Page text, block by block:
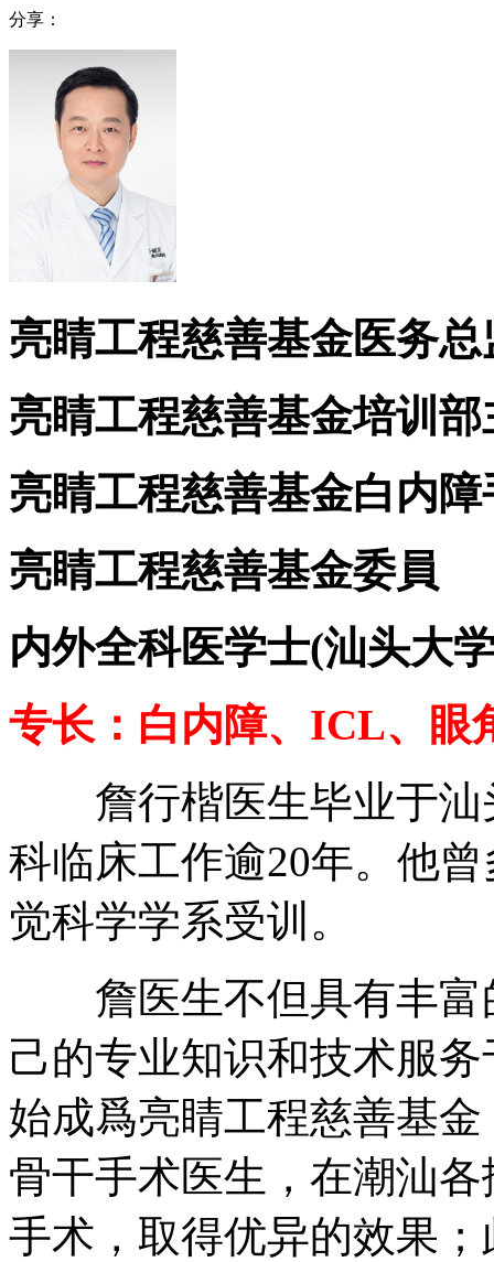
分享：
亮睛工程慈善基金医务总
亮睛工程慈善基金培训部
亮睛工程慈善基金白内
亮睛工程慈善基金委員
内外全科医学士(汕头大
专长：白内障、ICL、眼
詹行楷医生毕业于汕
科临床工作逾20年。他
觉科学学系受训。
詹医生不但具有丰富
己的专业知识和技术服
始成爲亮睛工程慈善基
骨干手术医生，在潮汕
手术，取得优异的效果